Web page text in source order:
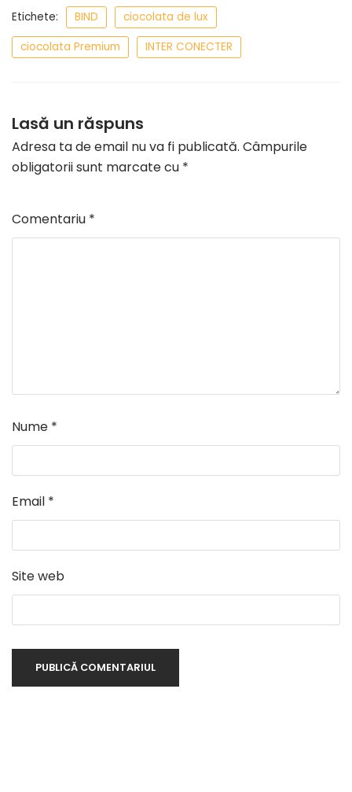
Etichete: BIND
ciocolata de lux
ciocolata Premium
INTER CONECTER
Lasă un răspuns
Adresa ta de email nu va fi publicată. Câmpurile
obligatorii sunt marcate cu *
Comentariu *
Nume *
Email *
Site web